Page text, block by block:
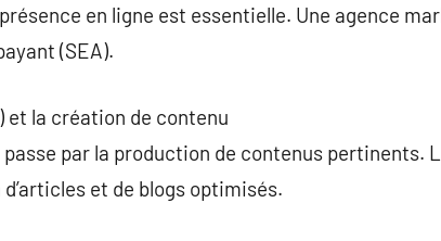
en ligne est essentielle. Une agence
(SEA).
et la création de contenu
par la production de contenus pertinents.
et de blogs optimisés.